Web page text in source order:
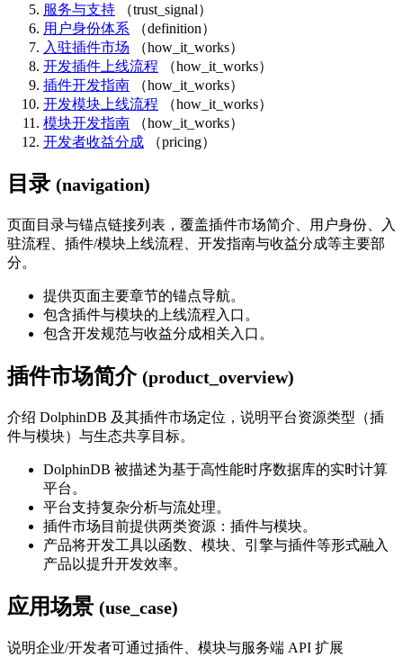
服务与支持
（trust_signal）
用户身份体系
（definition）
入驻插件市场
（how_it_works）
开发插件上线流程
（how_it_works）
插件开发指南
（how_it_works）
开发模块上线流程
（how_it_works）
模块开发指南
（how_it_works）
开发者收益分成
（pricing）
目录 (navigation)
页面目录与锚点链接列表，覆盖插件市场简介、用户身份、入
驻流程、插件/模块上线流程、开发指南与收益分成等主要部
分。
提供页面主要章节的锚点导航。
包含插件与模块的上线流程入口。
包含开发规范与收益分成相关入口。
插件市场简介 (product_overview)
介绍 DolphinDB 及其插件市场定位，说明平台资源类型（插
件与模块）与生态共享目标。
DolphinDB 被描述为基于高性能时序数据库的实时计算
平台。
平台支持复杂分析与流处理。
插件市场目前提供两类资源：插件与模块。
产品将开发工具以函数、模块、引擎与插件等形式融入
产品以提升开发效率。
应用场景 (use_case)
说明企业/开发者可通过插件、模块与服务端 API 扩展